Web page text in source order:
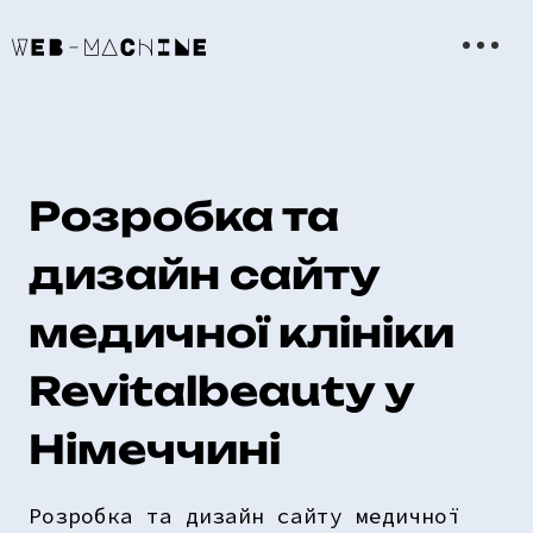
Розробка та
дизайн сайту
медичної клініки
Revitalbeauty у
Німеччині
Розробка та дизайн сайту медичної